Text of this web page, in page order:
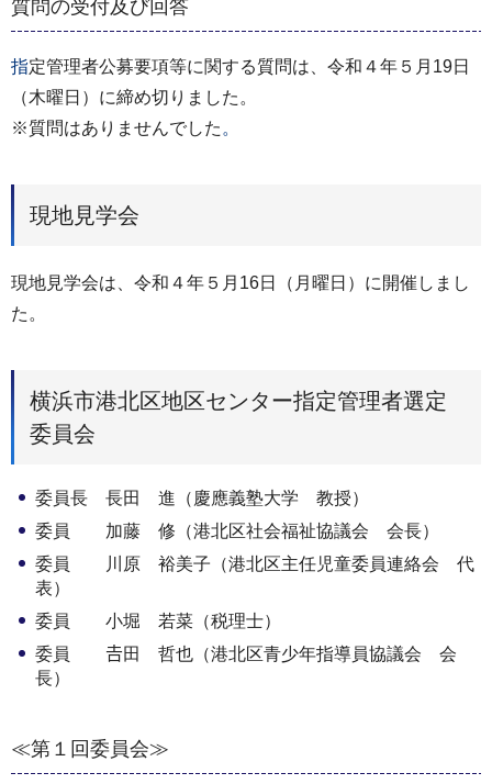
質問の受付及び回答
指定管理者公募要項等に関する質問は、令和４年５月19日
（木曜日）に締め切りました。
※質問はありませんでした 。
現地見学会
現地見学会は、令和４年５月16日（月曜日）に開催しまし
た。
横浜市港北区地区センター指定管理者選定
委員会
委員長 長田 進（慶應義塾大学 教授）
委員 加藤 修（港北区社会福祉協議会 会長）
委員 川原 裕美子（港北区主任児童委員連絡会 代
表）
委員 小堀 若菜（税理士）
委員 𠮷田 哲也（港北区青少年指導員協議会 会
長）
≪第１回委員会≫